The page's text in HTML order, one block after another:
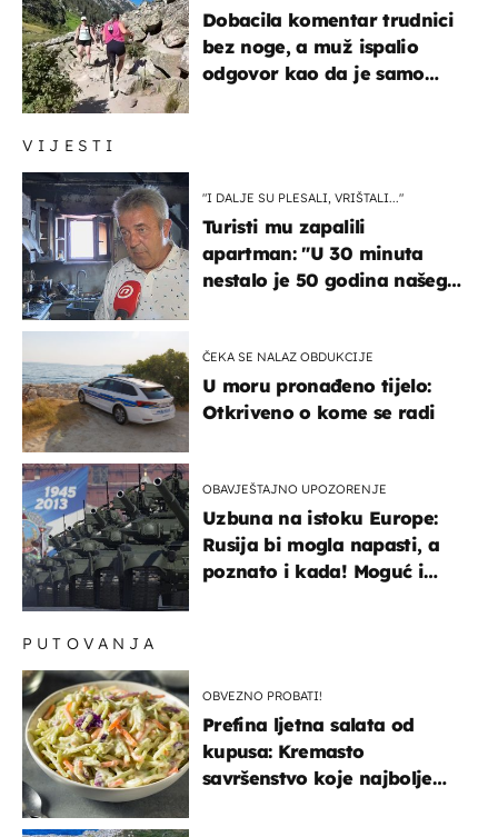
VIJESTI
"I DALJE SU PLESALI, VRIŠTALI..."
Turisti mu zapalili
apartman: "U 30 minuta
nestalo je 50 godina našeg
ČEKA SE NALAZ OBDUKCIJE
U moru pronađeno tijelo:
Otkriveno o kome se radi
OBAVJEŠTAJNO UPOZORENJE
Uzbuna na istoku Europe:
Rusija bi mogla napasti, a
poznato i kada! Moguć i
Dobacila komentar trudnici
bez noge, a muž ispalio
odgovor kao da je samo
PUTOVANJA
OBVEZNO PROBATI!
Prefina ljetna salata od
kupusa: Kremasto
savršenstvo koje najbolje